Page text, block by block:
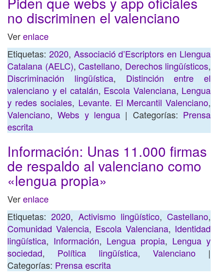
no discriminen el valenciano
Verenlace
Etiquetas: 2020, Associació d’Escriptors en Llengua
Catalana (AELC), Castellano, Derechos lingüísticos,
Discriminación lingüística, Distinción entre el
valenciano y el catalán, Escola Valenciana, Lengua
y redes sociales, Levante. El Mercantil Valenciano,
Valenciano,Webs y lengua | Categorías: Prensa
escrita
Información: Unas 11.000 firmas
de respaldo al valenciano como
«lengua propia»
Verenlace
Etiquetas:2020, Activismo lingüístico, Castellano,
Comunidad Valencia, Escola Valenciana, Identidad
lingüística, Información, Lengua propia, Lengua y
sociedad, Política lingüística, Valenciano |
Categorías: Prensa escrita